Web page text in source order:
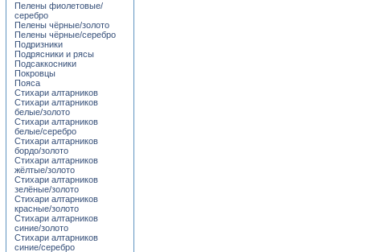
Пелены фиолетовые/
серебро
Пелены чёрные/золото
Пелены чёрные/серебро
Подризники
Подрясники и рясы
Подсаккосники
Покровцы
Пояса
Стихари алтарников
Стихари алтарников
белые/золото
Стихари алтарников
белые/серебро
Стихари алтарников
бордо/золото
Стихари алтарников
жёлтые/золото
Стихари алтарников
зелёные/золото
Стихари алтарников
красные/золото
Стихари алтарников
синие/золото
Стихари алтарников
синие/серебро